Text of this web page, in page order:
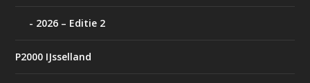
2026 – Editie 2
P2000 IJsselland